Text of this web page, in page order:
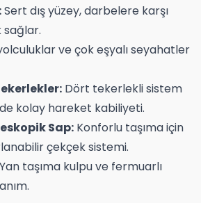
Sert dış yüzey, darbelere karşı
sağlar.
ve çok eşyalı seyahatler
Dört tekerlekli sistem
kolay hareket kabiliyeti.
Sap: Konforlu taşıma için
çekçek sistemi.
Yan taşıma kulpu ve fermuarlı